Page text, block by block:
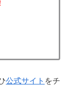
公式サイト をチ